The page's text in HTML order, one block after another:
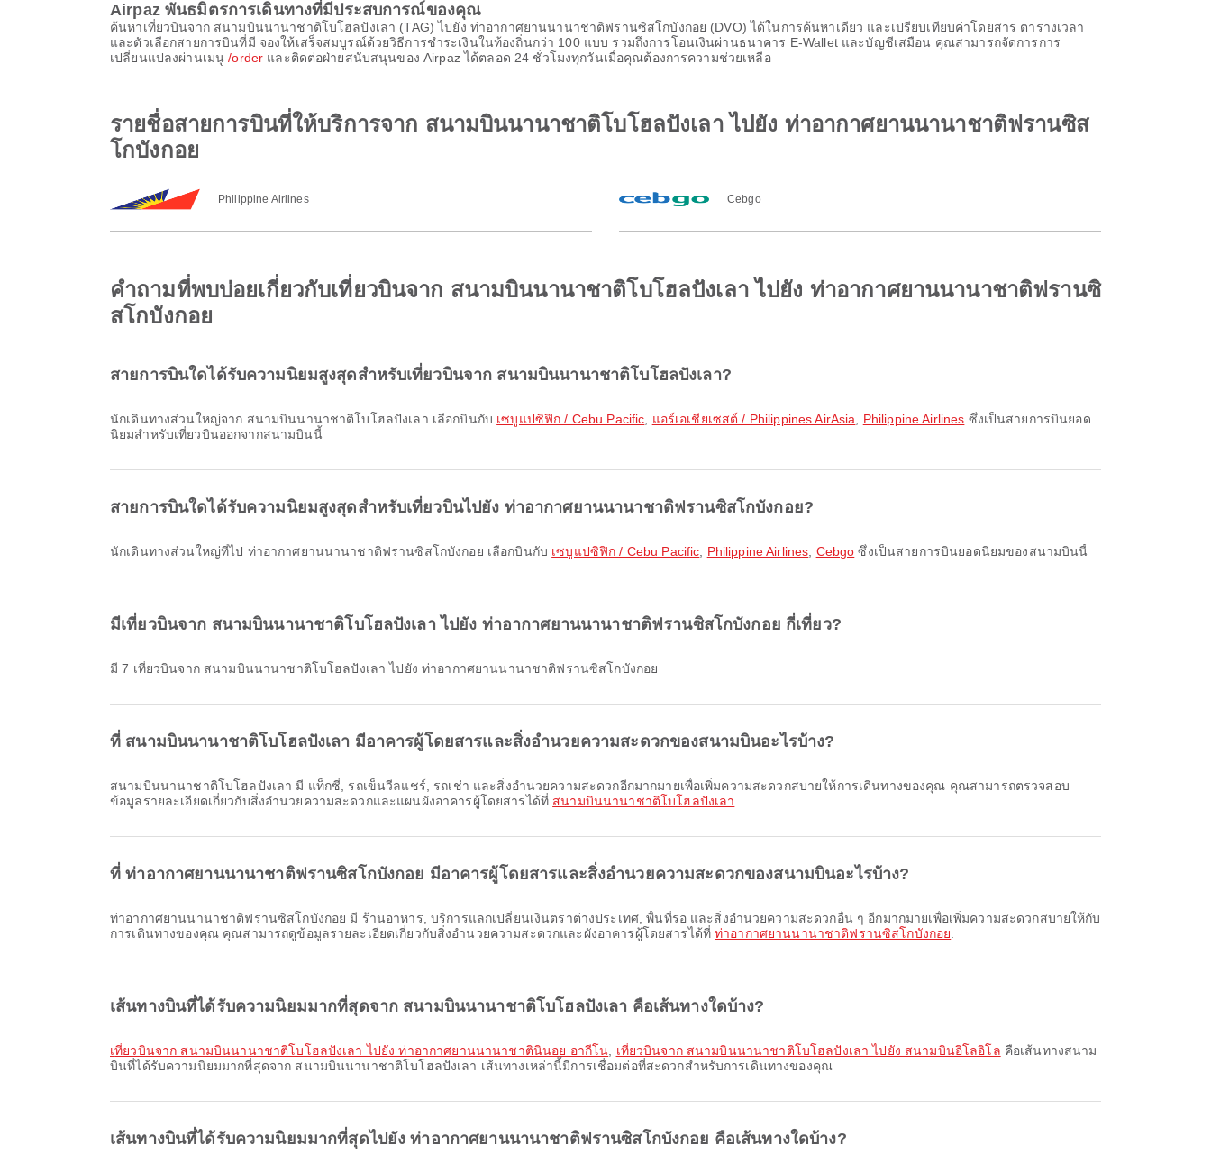
Airpaz พันธมิตรการเดินทางที่มีประสบการณ์ของคุณ
ค้นหาเที่ยวบินจาก สนามบินนานาชาติโบโฮลปังเลา (TAG) ไปยัง ท่าอากาศยานนานาชาติฟรานซิสโกบังกอย (DVO) ได้ในการค้นหาเดียว และเปรียบเทียบค่าโดยสาร ตารางเวลา
และตัวเลือกสายการบินที่มี จองให้เสร็จสมบูรณ์ด้วยวิธีการชำระเงินในท้องถิ่นกว่า 100 แบบ รวมถึงการโอนเงินผ่านธนาคาร E-Wallet และบัญชีเสมือน คุณสามารถจัดการการ
เปลี่ยนแปลงผ่านเมนู/order และติดต่อฝ่ายสนับสนุนของ Airpaz ได้ตลอด 24 ชั่วโมงทุกวันเมื่อคุณต้องการความช่วยเหลือ
รายชื่อสายการบินที่ให้บริการจาก สนามบินนานาชาติโบโฮลปังเลา ไปยัง ท่าอากาศยานนานาชาติฟรานซิส
โกบังกอย
Philippine Airlines Cebgo
คำถามที่พบบ่อยเกี่ยวกับเที่ยวบินจาก สนามบินนานาชาติโบโฮลปังเลา ไปยัง ท่าอากาศยานนานาชาติฟรานซิ
สโกบังกอย
สายการบินใดได้รับความนิยมสูงสุดสำหรับเที่ยวบินจาก สนามบินนานาชาติโบโฮลปังเลา?
นักเดินทางส่วนใหญ่จาก สนามบินนานาชาติโบโฮลปังเลา เลือกบินกับ เซบูแปซิฟิก / Cebu Pacific แอร์เอเชียเซสต์ / Philippines AirAsia Philippine Airlines ซึ่งเป็นสายการบินยอด
นิยมสำหรับเที่ยวบินออกจากสนามบินนี้
สายการบินใดได้รับความนิยมสูงสุดสำหรับเที่ยวบินไปยัง ท่าอากาศยานนานาชาติฟรานซิสโกบังกอย?
นักเดินทางส่วนใหญ่ที่ไป ท่าอากาศยานนานาชาติฟรานซิสโกบังกอย เลือกบินกับ เซบูแปซิฟิก / Cebu Pacific Philippine Airlines Cebgo ซึ่งเป็นสายการบินยอดนิยมของสนามบินนี้
มีเที่ยวบินจาก สนามบินนานาชาติโบโฮลปังเลา ไปยัง ท่าอากาศยานนานาชาติฟรานซิสโกบังกอย กี่เที่ยว?
มี 7 เที่ยวบินจาก สนามบินนานาชาติโบโฮลปังเลา ไปยัง ท่าอากาศยานนานาชาติฟรานซิสโกบังกอย
ที่ สนามบินนานาชาติโบโฮลปังเลา มีอาคารผู้โดยสารและสิ่งอำนวยความสะดวกของสนามบินอะไรบ้าง?
สนามบินนานาชาติโบโฮลปังเลา มี แท็กซี่, รถเข็นวีลแชร์, รถเช่า และสิ่งอำนวยความสะดวกอีกมากมายเพื่อเพิ่มความสะดวกสบายให้การเดินทางของคุณ คุณสามารถตรวจสอบ
ข้อมูลรายละเอียดเกี่ยวกับสิ่งอำนวยความสะดวกและแผนผังอาคารผู้โดยสารได้ที่ สนามบินนานาชาติโบโฮลปังเลา
ที่ ท่าอากาศยานนานาชาติฟรานซิสโกบังกอย มีอาคารผู้โดยสารและสิ่งอำนวยความสะดวกของสนามบินอะไรบ้าง?
ท่าอากาศยานนานาชาติฟรานซิสโกบังกอย มี ร้านอาหาร, บริการแลกเปลี่ยนเงินตราต่างประเทศ, พื้นที่รอ และสิ่งอำนวยความสะดวกอื่น ๆ อีกมากมายเพื่อเพิ่มความสะดวกสบายให้กับ
การเดินทางของคุณ คุณสามารถดูข้อมูลรายละเอียดเกี่ยวกับสิ่งอำนวยความสะดวกและผังอาคารผู้โดยสารได้ที่ท่าอากาศยานนานาชาติฟรานซิสโกบังกอย
เส้นทางบินที่ได้รับความนิยมมากที่สุดจาก สนามบินนานาชาติโบโฮลปังเลา คือเส้นทางใดบ้าง?
เที่ยวบินจาก สนามบินนานาชาติโบโฮลปังเลา ไปยัง ท่าอากาศยานนานาชาตินินอย อากีโน เที่ยวบินจาก สนามบินนานาชาติโบโฮลปังเลา ไปยัง สนามบินอิโลอิโล คือเส้นทางสนาม
บินที่ได้รับความนิยมมากที่สุดจาก สนามบินนานาชาติโบโฮลปังเลา เส้นทางเหล่านี้มีการเชื่อมต่อที่สะดวกสำหรับการเดินทางของคุณ
เส้นทางบินที่ได้รับความนิยมมากที่สุดไปยัง ท่าอากาศยานนานาชาติฟรานซิสโกบังกอย คือเส้นทางใดบ้าง?